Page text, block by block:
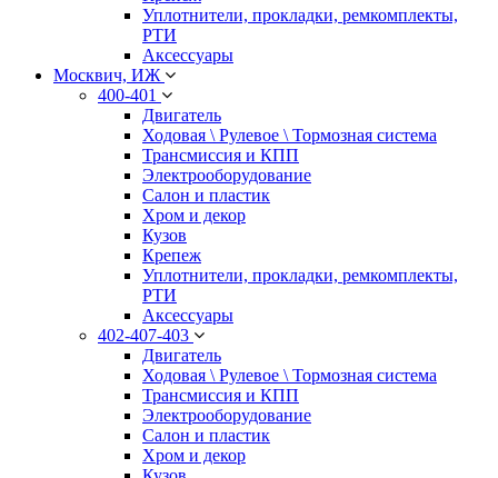
Уплотнители, прокладки, ремкомплекты,
РТИ
Аксессуары
Москвич, ИЖ
400-401
Двигатель
Ходовая \ Рулевое \ Тормозная система
Трансмиссия и КПП
Электрооборудование
Салон и пластик
Хром и декор
Кузов
Крепеж
Уплотнители, прокладки, ремкомплекты,
РТИ
Аксессуары
402-407-403
Двигатель
Ходовая \ Рулевое \ Тормозная система
Трансмиссия и КПП
Электрооборудование
Салон и пластик
Хром и декор